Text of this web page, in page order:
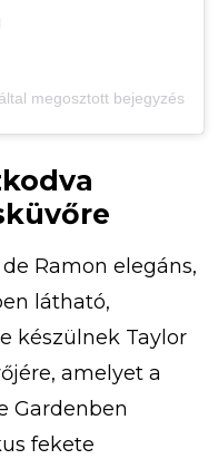
megosztott bejegyzés
Ramon elegáns,
látható,
készülnek Taylor
amelyet a
Gardenben
fekete